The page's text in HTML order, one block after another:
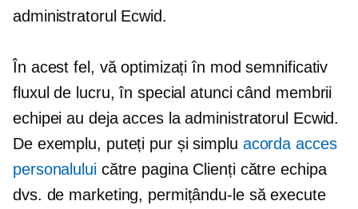
administratorul Ecwid.
În acest fel, vă optimizați în mod semnificativ
fluxul de lucru, în special atunci când membrii
echipei au deja acces la administratorul Ecwid.
De exemplu, puteți pur și simplu acorda acces
personaluluicătre pagina Clienți către echipa
dvs. de marketing, permițându-le să execute